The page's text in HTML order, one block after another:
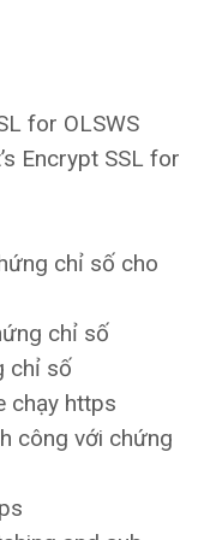
for OLSWS
Encrypt SSL for
chỉ số cho
chỉ số
chỉ số
chạy https
công với chứng